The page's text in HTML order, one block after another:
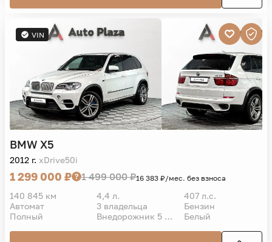
VIN
BMW X5
2012 г. xDrive50i
1 299 000 ₽ 1 499 000 ₽16 383 ₽/мес. без взноса
140 845 км 4,4 л.
407 л.с.
Автомат
3 владельца
Бензин
Полный
Внедорожник 5 дв. Белый